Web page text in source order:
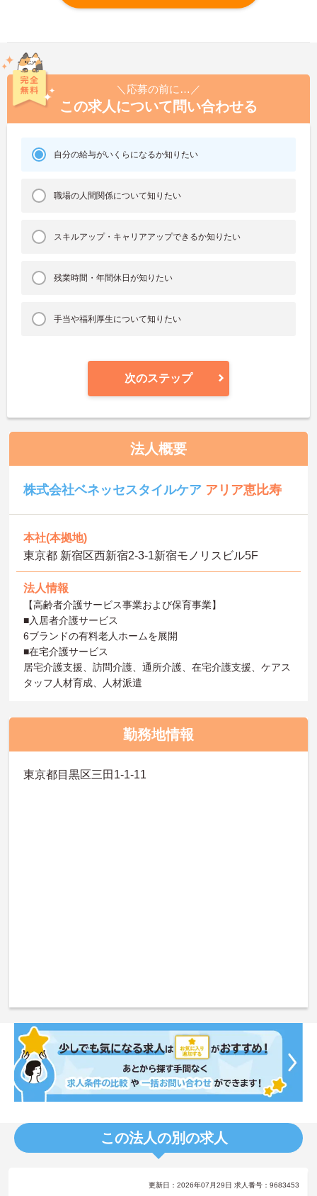
＼応募の前に…／
この求人について問い合わせる
自分の給与がいくらになるか知りたい
職場の人間関係について知りたい
スキルアップ・キャリアアップできるか知りたい
残業時間・年間休日が知りたい
手当や福利厚生について知りたい
次のステップ
法人概要
株式会社ベネッセスタイルケア アリア恵比寿
本社(本拠地)
東京都 新宿区西新宿2-3-1新宿モノリスビル5F
法人情報
【高齢者介護サービス事業および保育事業】
■入居者介護サービス
6ブランドの有料老人ホームを展開
■在宅介護サービス
居宅介護支援、訪問介護、通所介護、在宅介護支援、ケアス
タッフ人材育成、人材派遣
勤務地情報
東京都目黒区三田1-1-11
この法人の別の求人
更新日：2026年07月29日 求人番号：9683453